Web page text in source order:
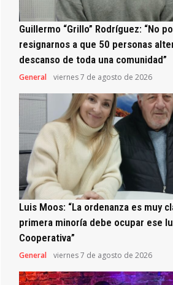
Guillermo “Grillo” Rodríguez: “No
resignarnos a que 50 personas
descanso de toda una comunidad”
General viernes 7 de agosto de 2026
Luis Moos: “La ordenanza es muy
primera minoría debe ocupar ese
Cooperativa”
General viernes 7 de agosto de 2026